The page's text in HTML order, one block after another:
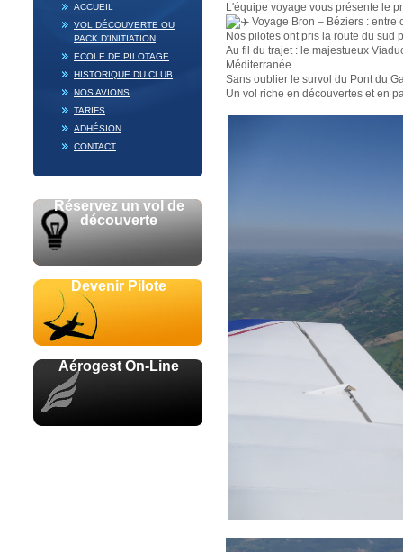
ACCUEIL
VOL DÉCOUVERTE OU
PACK D'INITIATION
ECOLE DE PILOTAGE
HISTORIQUE DU CLUB
NOS AVIONS
TARIFS
ADHÉSION
CONTACT
Réservez un vol de
découverte
Devenir Pilote
Aérogest On-Line
L'équipe voyage vous présente le
Voyage Bron – Béziers : entre
Nos pilotes ont pris la route du sud
Au fil du trajet : le majestueux
Méditerranée.
Sans oublier le survol du Pont du
Un vol riche en découvertes et en